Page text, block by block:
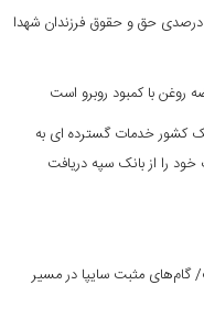
بانک دی در مسیر بهبود وضعیت/ افزایش ۱۲۰ درصدی حق و حقوق فرزندان شهدا
روغن با کمبود روبرو است
کشور خدمات گسترده ای به
را از بانک سپه دریافت
گام‌های مثبت سایپا در مسیر